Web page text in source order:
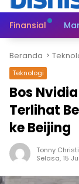
Finansial
Beranda
Teknologi
Bos
Terlihat
ke Beijing
Tonny
Selasa, 15